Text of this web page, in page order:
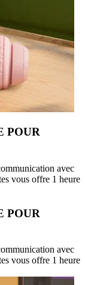
POUR
avec
vous offre 1 heure
POUR
avec
vous offre 1 heure